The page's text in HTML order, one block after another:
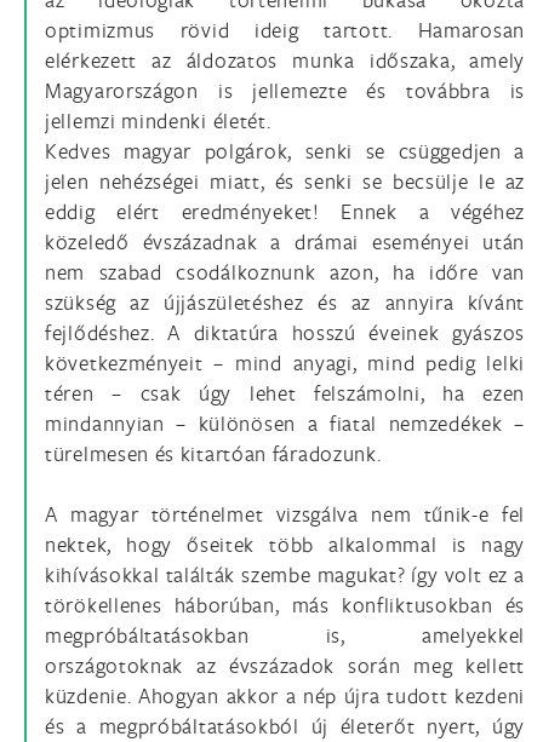
optimizmus rövid ideig tartott. Hamarosan
elérkezett az áldozatos munka időszaka, amely
Magyarországon is jellemezte és továbbra is
jellemzi mindenki életét.
Kedves magyar polgárok, senki se csüggedjen a
jelen nehézségei miatt, és senki se becsülje le az
eddig elért eredményeket! Ennek a végéhez
közeledő évszázadnak a drámai eseményei után
nem szabad csodálkoznunk azon, ha időre van
szükség az újjászületéshez és az annyira kívánt
fejlődéshez. A diktatúra hosszú éveinek gyászos
következményeit – mind anyagi, mind pedig lelki
téren – csak úgy lehet felszámolni, ha ezen
mindannyian – különösen a fiatal nemzedékek –
türelmesen és kitartóan fáradozunk.
A magyar történelmet vizsgálva nem tűnik-e fel
nektek, hogy őseitek több alkalommal is nagy
kihívásokkal találták szembe magukat? így volt ez a
törökellenes háborúban, más konfliktusokban és
megpróbáltatásokban is, amelyekkel
országotoknak az évszázadok során meg kellett
küzdenie. Ahogyan akkor a nép újra tudott kezdeni
és a megpróbáltatásokból új életerőt nyert, úgy